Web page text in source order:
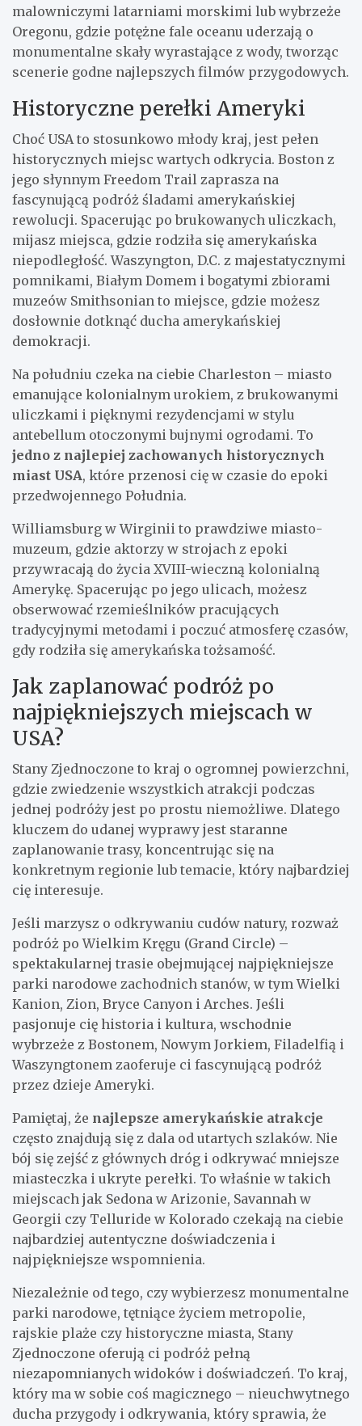
malowniczymi latarniami morskimi lub wybrzeże
Oregonu, gdzie potężne fale oceanu uderzają o
monumentalne skały wyrastające z wody, tworząc
scenerie godne najlepszych filmów przygodowych.
Historyczne perełki Ameryki
Choć USA to stosunkowo młody kraj, jest pełen
historycznych miejsc wartych odkrycia. Boston z
jego słynnym Freedom Trail zaprasza na
fascynującą podróż śladami amerykańskiej
rewolucji. Spacerując po brukowanych uliczkach,
mijasz miejsca, gdzie rodziła się amerykańska
niepodległość. Waszyngton, D.C. z majestatycznymi
pomnikami, Białym Domem i bogatymi zbiorami
muzeów Smithsonian to miejsce, gdzie możesz
dosłownie dotknąć ducha amerykańskiej
demokracji.
Na południu czeka na ciebie Charleston – miasto
emanujące kolonialnym urokiem, z brukowanymi
uliczkami i pięknymi rezydencjami w stylu
antebellum otoczonymi bujnymi ogrodami. To
jedno z najlepiej zachowanych historycznych
miast USA, które przenosi cię w czasie do epoki
przedwojennego Południa.
Williamsburg w Wirginii to prawdziwe miasto-
muzeum, gdzie aktorzy w strojach z epoki
przywracają do życia XVIII-wieczną kolonialną
Amerykę. Spacerując po jego ulicach, możesz
obserwować rzemieślników pracujących
tradycyjnymi metodami i poczuć atmosferę czasów,
gdy rodziła się amerykańska tożsamość.
Jak zaplanować podróż po
najpiękniejszych miejscach w
USA?
Stany Zjednoczone to kraj o ogromnej powierzchni,
gdzie zwiedzenie wszystkich atrakcji podczas
jednej podróży jest po prostu niemożliwe. Dlatego
kluczem do udanej wyprawy jest staranne
zaplanowanie trasy, koncentrując się na
konkretnym regionie lub temacie, który najbardziej
cię interesuje.
Jeśli marzysz o odkrywaniu cudów natury, rozważ
podróż po Wielkim Kręgu (Grand Circle) –
spektakularnej trasie obejmującej najpiękniejsze
parki narodowe zachodnich stanów, w tym Wielki
Kanion, Zion, Bryce Canyon i Arches. Jeśli
pasjonuje cię historia i kultura, wschodnie
wybrzeże z Bostonem, Nowym Jorkiem, Filadelfią i
Waszyngtonem zaoferuje ci fascynującą podróż
przez dzieje Ameryki.
Pamiętaj, że najlepsze amerykańskie atrakcje
często znajdują się z dala od utartych szlaków. Nie
bój się zejść z głównych dróg i odkrywać mniejsze
miasteczka i ukryte perełki. To właśnie w takich
miejscach jak Sedona w Arizonie, Savannah w
Georgii czy Telluride w Kolorado czekają na ciebie
najbardziej autentyczne doświadczenia i
najpiękniejsze wspomnienia.
Niezależnie od tego, czy wybierzesz monumentalne
parki narodowe, tętniące życiem metropolie,
rajskie plaże czy historyczne miasta, Stany
Zjednoczone oferują ci podróż pełną
niezapomnianych widoków i doświadczeń. To kraj,
który ma w sobie coś magicznego – nieuchwytnego
ducha przygody i odkrywania, który sprawia, że